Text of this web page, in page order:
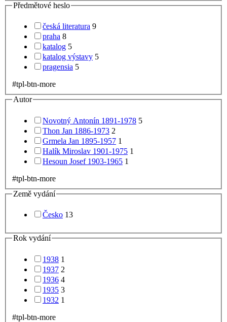
Předmětové heslo
česká literatura 9
praha 8
katalog 5
katalog výstavy 5
pragensia 5
#tpl-btn-more
Autor
Novotný Antonín 1891-1978 5
Thon Jan 1886-1973 2
Grmela Jan 1895-1957 1
Halík Miroslav 1901-1975 1
Hesoun Josef 1903-1965 1
#tpl-btn-more
Země vydání
Česko 13
Rok vydání
1938 1
1937 2
1936 4
1935 3
1932 1
#tpl-btn-more